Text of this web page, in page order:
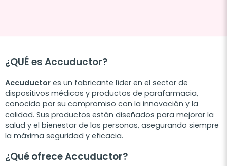
¿QUÉ es Accuductor?
Accuductor es un fabricante líder en el sector de
dispositivos médicos y productos de parafarmacia,
conocido por su compromiso con la innovación y la
calidad. Sus productos están diseñados para mejorar la
salud y el bienestar de las personas, asegurando siempre
la máxima seguridad y eficacia.
¿Qué ofrece Accuductor?